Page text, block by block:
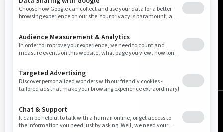
日本 (日本語)